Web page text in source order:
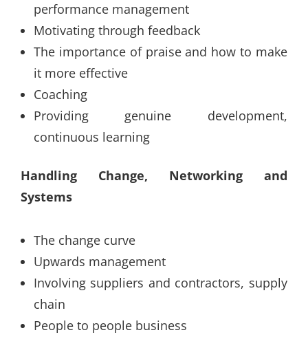
performance management
Motivating through feedback
The importance of praise and how to make
it more effective
Coaching
Providing genuine development,
continuous learning
Handling Change, Networking and
Systems
The change curve
Upwards management
Involving suppliers and contractors, supply
chain
People to people business